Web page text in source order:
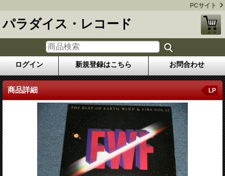
PCサイト
パラダイス・レコード
ログイン 新規登録はこちら お問合わせ
商品詳細 LP